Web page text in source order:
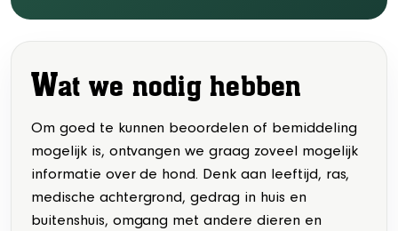
Wat we nodig hebben
Om goed te kunnen beoordelen of bemiddeling
mogelijk is, ontvangen we graag zoveel mogelijk
informatie over de hond. Denk aan leeftijd, ras,
medische achtergrond, gedrag in huis en
buitenshuis, omgang met andere dieren en